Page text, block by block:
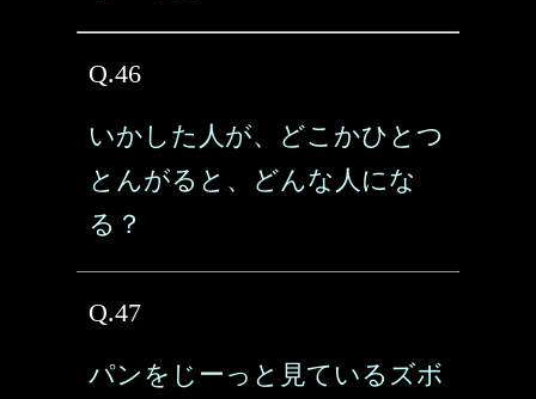
Q.46
いかした人が、どこかひとつ
とんがると、どんな人にな
る？
Q.47
パンをじーっと見ているズボ